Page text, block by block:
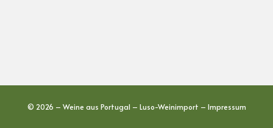
© 2026 – Weine aus Portugal – Luso-Weinimport – Impressum